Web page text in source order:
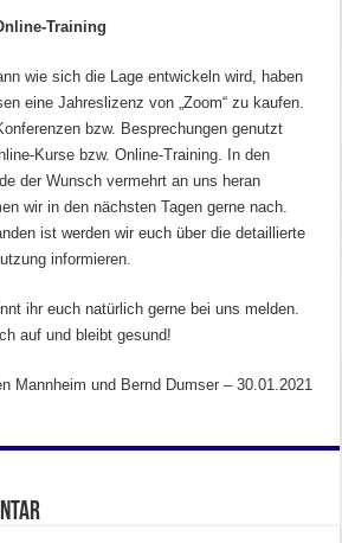
Training
wie sich die Lage entwickeln wird, haben
eine Jahreslizenz von „Zoom“ zu kaufen.
bzw. Besprechungen genutzt
Kurse bzw. Online-Training. In den
der Wunsch vermehrt an uns heran
wir in den nächsten Tagen gerne nach.
ist werden wir euch über die detaillierte
informieren.
ihr euch natürlich gerne bei uns melden.
auf und bleibt gesund!
Mannheim und Bernd Dumser – 30.01.2021